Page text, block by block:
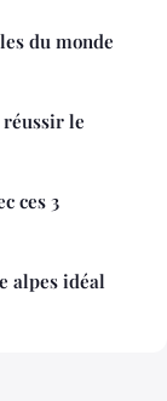
du monde
le
ces 3
alpes idéal